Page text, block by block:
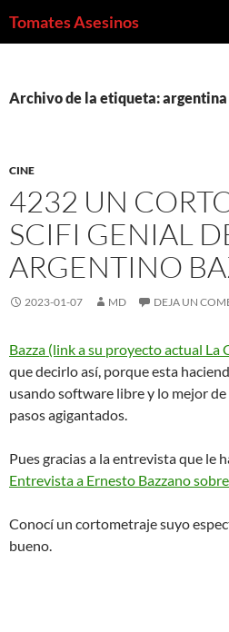
Tomates Asesinos
Archivo de la etiqueta: argentina
CINE
4232 UN
SCIFI GENIAL
ARGENTINO
2023-01-07 MD DEJA UN
Bazza (link a su proyecto actual La
que decirlo así, porque esta
usando software libre y lo mejor
pasos agigantados.
Pues gracias a la entrevista que le
Entrevista a Ernesto Bazzano
Conocí un cortometraje suyo
bueno.